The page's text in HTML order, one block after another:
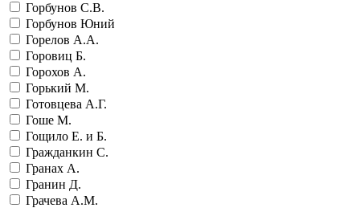
Горбунов С.В.
Горбунов Юний
Горелов А.А.
Горовиц Б.
Горохов А.
Горький М.
Готовцева А.Г.
Гоше М.
Гощило Е. и Б.
Гражданкин С.
Гранах А.
Гранин Д.
Грачева А.М.